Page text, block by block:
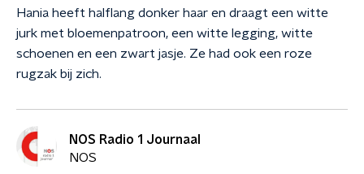
Hania heeft halflang donker haar en draagt een witte
jurk met bloemenpatroon, een witte legging, witte
schoenen en een zwart jasje. Ze had ook een roze
rugzak bij zich.
NOS Radio 1 Journaal
NOS